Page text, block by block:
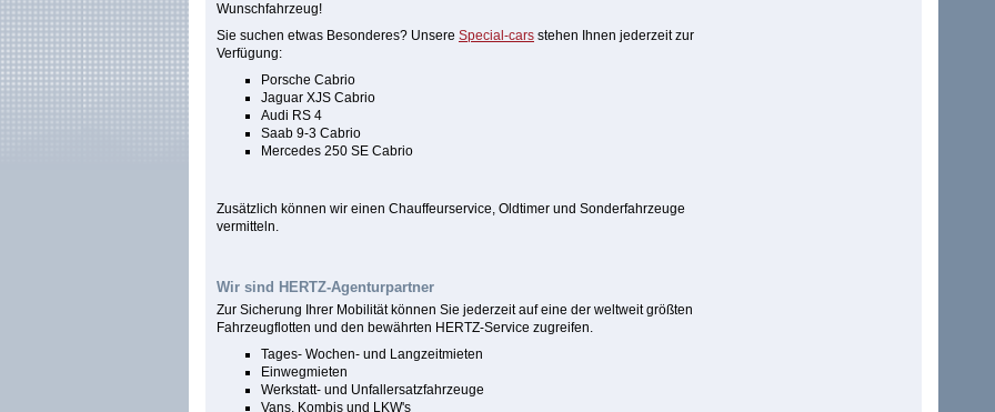
Wunschfahrzeug!
Sie suchen etwas Besonderes? Unsere Special-cars stehen Ihnen jederzeit zur
Verfügung:
Porsche Cabrio
Jaguar XJS Cabrio
Audi RS 4
Saab 9-3 Cabrio
Mercedes 250 SE Cabrio
Zusätzlich können wir einen Chauffeurservice, Oldtimer und Sonderfahrzeuge
vermitteln.
Wir sind HERTZ-Agenturpartner
Zur Sicherung Ihrer Mobilität können Sie jederzeit auf eine der weltweit größten
Fahrzeugflotten und den bewährten HERTZ-Service zugreifen.
Tages- Wochen- und Langzeitmieten
Einwegmieten
Werkstatt- und Unfallersatzfahrzeuge
Vans, Kombis und LKW's